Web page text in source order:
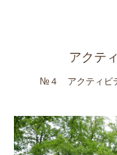
アクテ
№４ アクティビ